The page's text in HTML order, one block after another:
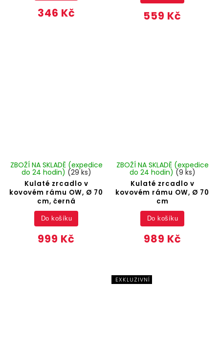
346 Kč 559 Kč
Kulaté zrcadlo v
kovovém rámu OW, Ø 70
cm, černá
ZBOŽÍ NA SKLADĚ (expedice
do 24 hodin) (29 ks)
999 Kč
Do košíku
Kulaté zrcadlo v
kovovém rámu OW, Ø 70
cm
ZBOŽÍ NA SKLADĚ (expedice
do 24 hodin) (9 ks)
989 Kč
Do košíku
EXKLUZIVNÍ